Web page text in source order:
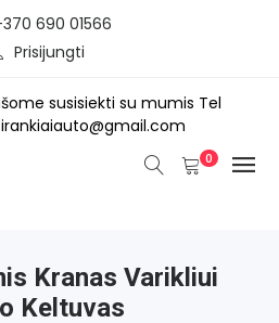
690 01566
Prisijungti
susisiekti su mumis Tel
0
Kranas Varikliui
Keltuvas